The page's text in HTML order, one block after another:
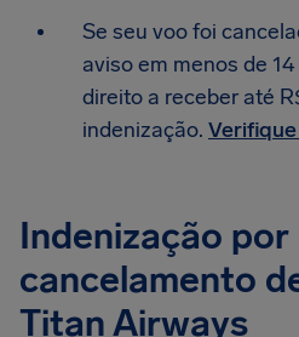
Se seu voo foi
aviso em menos de
direito a receber até
indenização.
Indenização por
cancelamento
Titan Airways